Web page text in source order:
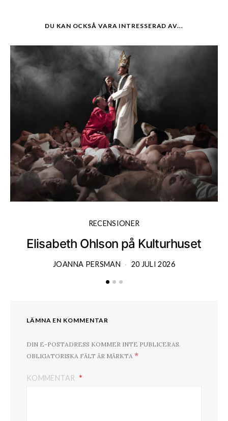
DU KAN OCKSÅ VARA INTRESSERAD AV...
RECENSIONER
Elisabeth Ohlson på Kulturhuset
JOANNA PERSMAN 20 JULI 2026
LÄMNA EN KOMMENTAR
DIN E-POSTADRESS KOMMER INTE PUBLICERAS.
OBLIGATORISKA FÄLT ÄR MÄRKTA *
KOMMENTAR